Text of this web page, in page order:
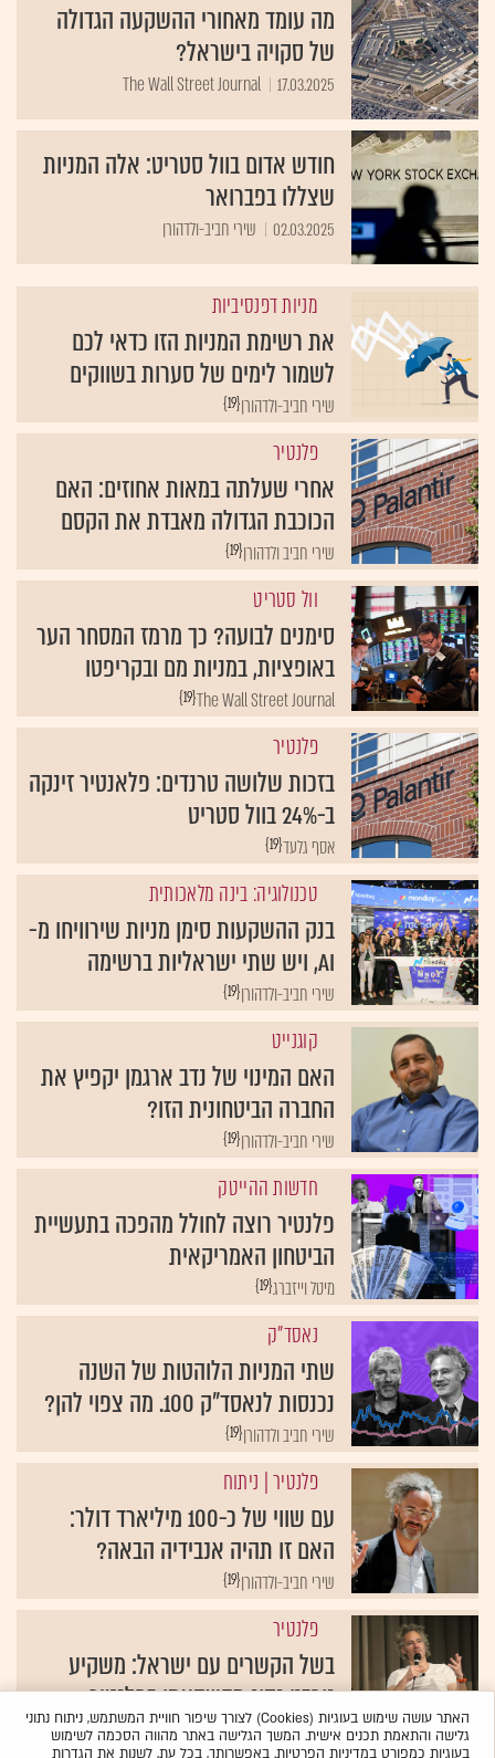
מה עומד מאחורי ההשקעה הגדולה
של סקויה בישראל?
17.03.2025
The Wall Street Journal
חודש אדום בוול סטריט: אלה המניות
שצללו בפברואר
02.03.2025 שירי חביב-ולדהורן
מניות דפנסיביות
את רשימת המניות הזו כדאי לכם
לשמור לימים של סערות בשווקים
{19}שירי חביב-ולדהורן
פלנטיר
אחרי שעלתה במאות אחוזים: האם
הכוכבת הגדולה מאבדת את הקסם
{19}שירי חביב ולדהורן
וול סטריט
סימנים לבועה? כך מרמז המסחר הער
באופציות, במניות מם ובקריפטו
{19}The Wall Street Journal
פלנטיר
בזכות שלושה טרנדים: פלאנטיר זינקה
ב-24% בוול סטריט
{19}אסף גלעד
טכנולוגיה: בינה מלאכותית
בנק ההשקעות סימן מניות שירוויחו מ-
AI, ויש שתי ישראליות ברשימה
{19}שירי חביב-ולדהורן
קוגנייט
האם המינוי של נדב ארגמן יקפיץ את
החברה הביטחונית הזו?
{19}שירי חביב-ולדהורן
חדשות ההייטק
פלנטיר רוצה לחולל מהפכה בתעשיית
הביטחון האמריקאית
{19}מיטל וייזברג
נאסד"ק
שתי המניות הלוהטות של השנה
נכנסות לנאסד"ק 100. מה צפוי להן?
{19}שירי חביב ולדהורן
פלנטיר| ניתוח
עם שווי של כ-100 מיליארד דולר:
האם זו תהיה אנבידיה הבאה?
{19}שירי חביב-ולדהורן
פלנטיר
בשל הקשרים עם ישראל: משקיע
נורבגי נסוג מהשקעתו בפלנטיר
{19}אסף גלעד
האתר עושה שימוש בעוגיות (Cookies) לצורך שיפור חוויית המשתמש, ניתוח נתוני
גלישה והתאמת תכנים אישית. המשך הגלישה באתר מהווה הסכמה לשימוש
בעוגיות כמפורטבמדיניות הפרטיות. באפשרותך, בכל עת, לשנות את הגדרות